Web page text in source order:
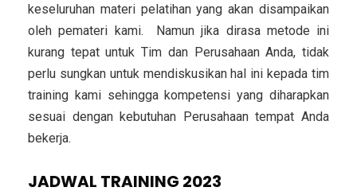
keseluruhan materi pelatihan yang akan disampaikan
oleh pemateri kami. Namun jika dirasa metode ini
kurang tepat untuk Tim dan Perusahaan Anda, tidak
perlu sungkan untuk mendiskusikan hal ini kepada tim
training kami sehingga kompetensi yang diharapkan
sesuai dengan kebutuhan Perusahaan tempat Anda
bekerja.
JADWAL TRAINING 2023